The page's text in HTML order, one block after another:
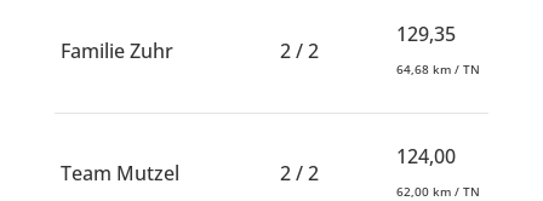
Familie Zuhr 2 / 2
129,35
64,68 km / TN
Team Mutzel 2 / 2
124,00
62,00 km / TN